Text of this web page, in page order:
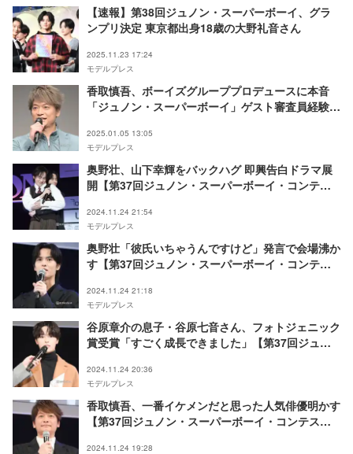
【速報】第38回ジュノン・スーパーボーイ、グラ
ンプリ決定 東京都出身18歳の大野礼音さん
2025.11.23 17:24
モデルプレス
香取慎吾、ボーイズグループプロデュースに本音
「ジュノン・スーパーボーイ」ゲスト審査員経験も
2025.01.05 13:05
モデルプレス
奥野壮、山下幸輝をバックハグ 即興告白ドラマ展
開【第37回ジュノン・スーパーボーイ・コンテス
2024.11.24 21:54
モデルプレス
奥野壮「彼氏いちゃうんですけど」発言で会場沸か
す【第37回ジュノン・スーパーボーイ・コンテス
2024.11.24 21:18
モデルプレス
谷原章介の息子・谷原七音さん、フォトジェニック
賞受賞「すごく成長できました」【第37回ジュノ
2024.11.24 20:36
モデルプレス
香取慎吾、一番イケメンだと思った人気俳優明かす
【第37回ジュノン・スーパーボーイ・コンテス
2024.11.24 19:28